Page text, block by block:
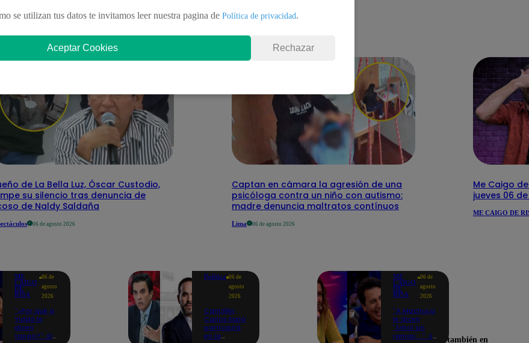
de La Bella Luz, Óscar Custodio,
su silencio tras denuncia de
de Naldy Saldaña
06 de agosto 2026
Captan en cámara la agresión de una
psicóloga contra un niño con autismo:
madre denuncia maltratos contínuos
Lima 06 de agosto 2026
Me Caigo de
jueves 06
ME CAIGO DE
ME
CAIGO
DE
RISA
06 de
agosto
2026
"¿Por qué a
Yiddá le
dicen
tango?": El
Política 06 de
agosto
2026
Canciller
Carlos Espá
participirá
en la
ME
CAIGO
DE
RISA
06 de
agosto
2026
"A Machuca
le dicen
'Árbol sin
ramas'...": El
se utilizan tus datos te invitamos leer nuestra pagina de Política de privacidad.
Aceptar Cookies Rechazar
Encuéntranos también en